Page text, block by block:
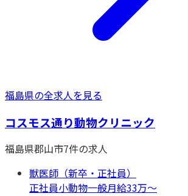
福島県の全求人を見る
コスモス通り動物クリニック
福島県郡山市7件の求人
獣医師（新卒・正社員）
正社員小動物一般月給33万〜